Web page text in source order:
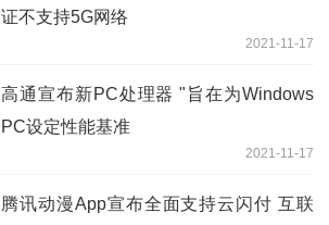
证不支持5G网络
2021-11-17
高通宣布新PC处理器 "旨在为Windows
PC设定性能基准
2021-11-17
腾讯动漫App宣布全面支持云闪付 互联